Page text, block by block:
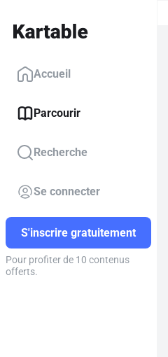
Accueil
Parcourir
Recherche
Se connecter
S'inscrire gratuitement
Pour profiter de 10 contenus
offerts.